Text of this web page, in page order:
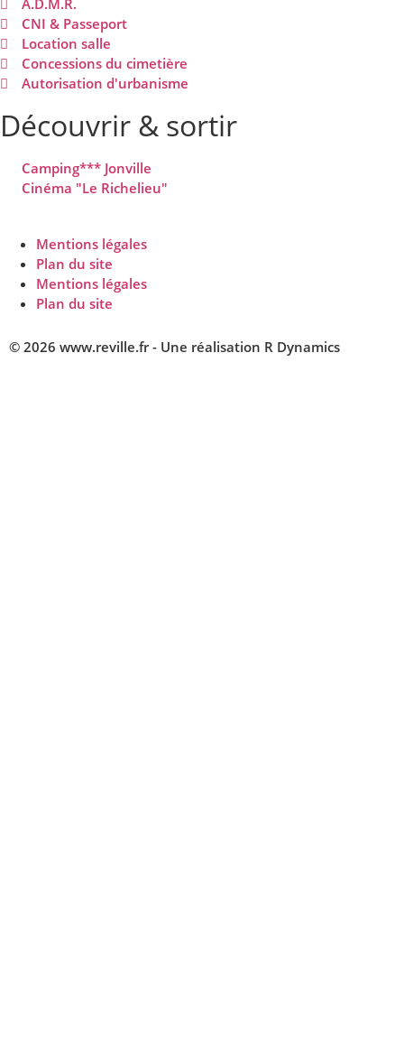
A.D.M.R.
CNI & Passeport
Location salle
Concessions du cimetière
Autorisation d'urbanisme
Découvrir & sortir
Camping*** Jonville
Cinéma "Le Richelieu"
Mentions légales
Plan du site
Mentions légales
Plan du site
© 2026 www.reville.fr - Une réalisation R Dynamics